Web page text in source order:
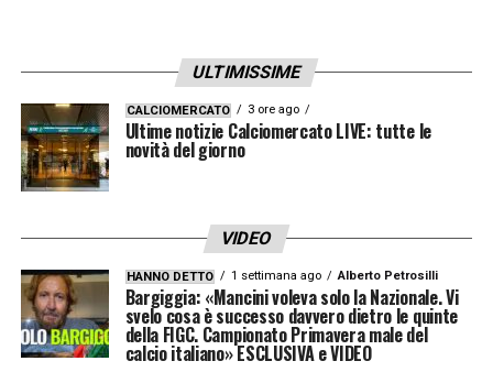
VAR: MERAVIGLIA
AVAR: COLOMBO
FIORENTINA – BOLOGNA
ZUFFERLI
GIALLATINI – BACCINI
IV: DI MARCO
ULTIMISSIME
CALCIOMERCATO 3 ore ago
Ultime notizie Calciomercato LIVE: tutte le
novità del giorno
VIDEO
HANNO DETTO 1 settimana ago Alberto Petrosilli
Bargiggia: «Mancini voleva solo la Nazionale. Vi
svelo cosa è successo davvero dietro le quinte
della FIGC. Campionato Primavera male del
calcio italiano» ESCLUSIVA e VIDEO